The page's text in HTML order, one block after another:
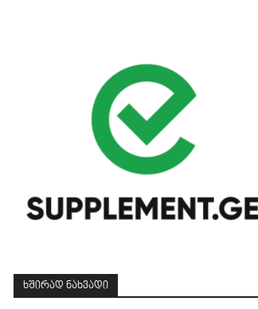
ᲮᲨᲘᲠᲐᲓ ᲜᲐᲮᲕᲐᲓᲘ